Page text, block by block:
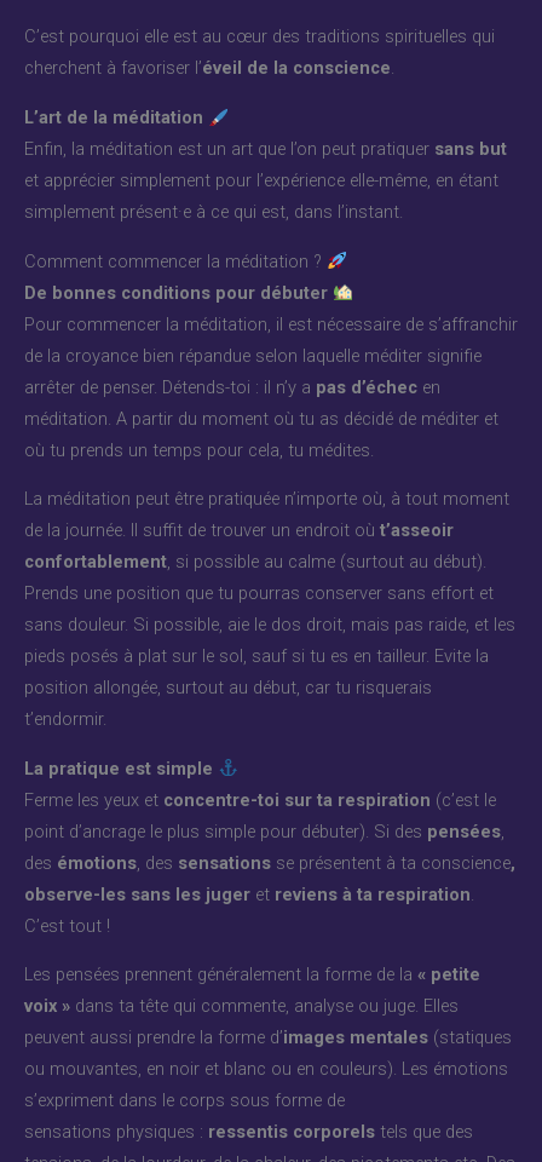
C’est pourquoi elle est au cœur des traditions spirituelles qui
cherchent à favoriser l’éveil de la conscience.
L’art de la méditation
Enfin, la méditation est un art que l’on peut pratiquer sans but
et apprécier simplement pour l’expérience elle-même, en étant
simplement présent·e à ce qui est, dans l’instant.
Comment commencer la méditation ?
De bonnes conditions pour débuter
Pour commencer la méditation, il est nécessaire de s’affranchir
de la croyance bien répandue selon laquelle méditer signifie
arrêter de penser. Détends-toi : il n’y a pas d’échec en
méditation. A partir du moment où tu as décidé de méditer et
où tu prends un temps pour cela, tu médites.
La méditation peut être pratiquée n’importe où, à tout moment
de la journée. Il suffit de trouver un endroit où t’asseoir
confortablement, si possible au calme (surtout au début).
Prends une position que tu pourras conserver sans effort et
sans douleur. Si possible, aie le dos droit, mais pas raide, et les
pieds posés à plat sur le sol, sauf si tu es en tailleur. Evite la
position allongée, surtout au début, car tu risquerais
t’endormir.
La pratique est simple
Ferme les yeux et concentre-toi sur ta respiration (c’est le
point d’ancrage le plus simple pour débuter). Si des pensées,
des émotions, des sensations se présentent à ta conscience,
observe-les sans les juger et reviens à ta respiration.
C’est tout !
Les pensées prennent généralement la forme de la « petite
voix » dans ta tête qui commente, analyse ou juge. Elles
peuvent aussi prendre la forme d’images mentales (statiques
ou mouvantes, en noir et blanc ou en couleurs). Les émotions
s’expriment dans le corps sous forme de
sensations physiques : ressentis corporels tels que des